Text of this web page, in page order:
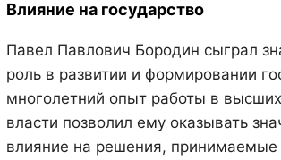
Влияние на государство
Павел Павлович Бородин сыграл
роль в развитии и формировании
многолетний опыт работы в
власти позволил ему оказывать
влияние на решения, принимаемые